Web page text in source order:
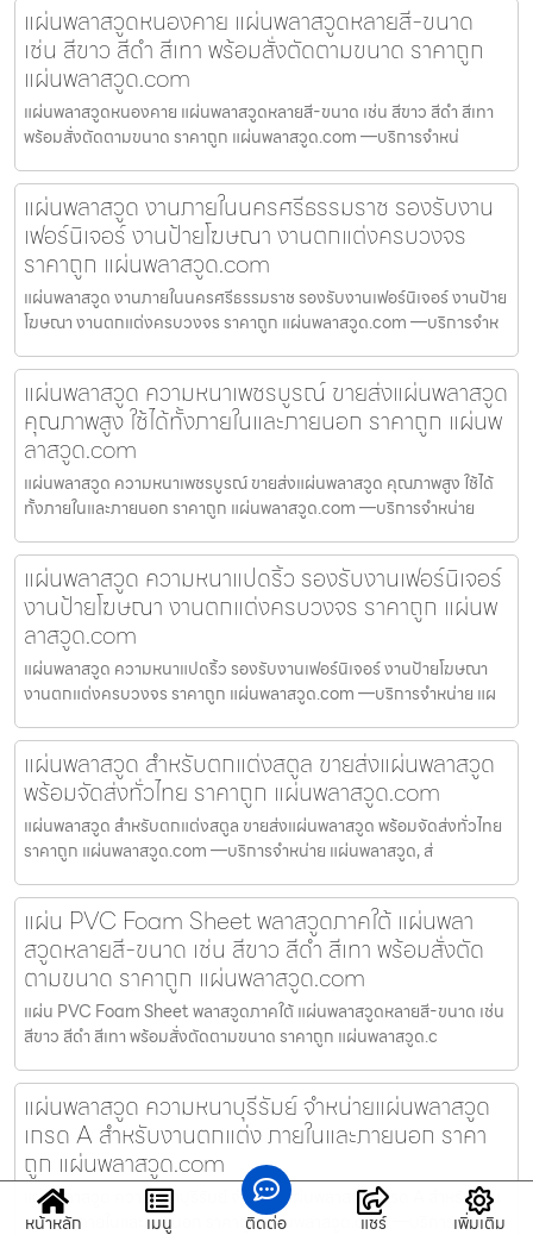
แผ่นพลาสวูดหนองคาย แผ่นพลาสวูดหลายสี-ขนาด
เช่น สีขาว สีดำ สีเทา พร้อมสั่งตัดตามขนาด ราคาถูก
แผ่นพลาสวูด.com
แผ่นพลาสวูดหนองคาย แผ่นพลาสวูดหลายสี-ขนาด เช่น สีขาว สีดำ สีเทา
พร้อมสั่งตัดตามขนาด ราคาถูก แผ่นพลาสวูด.com —บริการจำหน่
แผ่นพลาสวูด งานภายในนครศรีธรรมราช รองรับงาน
เฟอร์นิเจอร์ งานป้ายโฆษณา งานตกแต่งครบวงจร
ราคาถูก แผ่นพลาสวูด.com
แผ่นพลาสวูด งานภายในนครศรีธรรมราช รองรับงานเฟอร์นิเจอร์ งานป้าย
โฆษณา งานตกแต่งครบวงจร ราคาถูก แผ่นพลาสวูด.com —บริการจำห
แผ่นพลาสวูด ความหนาเพชรบูรณ์ ขายส่งแผ่นพลาสวูด
คุณภาพสูง ใช้ได้ทั้งภายในและภายนอก ราคาถูก แผ่นพ
ลาสวูด.com
แผ่นพลาสวูด ความหนาเพชรบูรณ์ ขายส่งแผ่นพลาสวูด คุณภาพสูง ใช้ได้
ทั้งภายในและภายนอก ราคาถูก แผ่นพลาสวูด.com —บริการจำหน่าย
แผ่นพลาสวูด ความหนาแปดริ้ว รองรับงานเฟอร์นิเจอร์
งานป้ายโฆษณา งานตกแต่งครบวงจร ราคาถูก แผ่นพ
ลาสวูด.com
แผ่นพลาสวูด ความหนาแปดริ้ว รองรับงานเฟอร์นิเจอร์ งานป้ายโฆษณา
งานตกแต่งครบวงจร ราคาถูก แผ่นพลาสวูด.com —บริการจำหน่าย แผ
แผ่นพลาสวูด สำหรับตกแต่งสตูล ขายส่งแผ่นพลาสวูด
พร้อมจัดส่งทั่วไทย ราคาถูก แผ่นพลาสวูด.com
แผ่นพลาสวูด สำหรับตกแต่งสตูล ขายส่งแผ่นพลาสวูด พร้อมจัดส่งทั่วไทย
ราคาถูก แผ่นพลาสวูด.com —บริการจำหน่าย แผ่นพลาสวูด, ส่
แผ่น PVC Foam Sheet พลาสวูดภาคใต้ แผ่นพลา
สวูดหลายสี-ขนาด เช่น สีขาว สีดำ สีเทา พร้อมสั่งตัด
ตามขนาด ราคาถูก แผ่นพลาสวูด.com
แผ่น PVC Foam Sheet พลาสวูดภาคใต้ แผ่นพลาสวูดหลายสี-ขนาด เช่น
สีขาว สีดำ สีเทา พร้อมสั่งตัดตามขนาด ราคาถูก แผ่นพลาสวูด.c
แผ่นพลาสวูด ความหนาบุรีรัมย์ จำหน่ายแผ่นพลาสวูด
เกรด A สำหรับงานตกแต่ง ภายในและภายนอก ราคา
ถูก แผ่นพลาสวูด.com
แผ่นพลาสวูด ความหนาบุรีรัมย์ จำหน่ายแผ่นพลาสวูด เกรด A สำหรับงาน
ตกแต่ง ภายในและภายนอก ราคาถูก แผ่นพลาสวูด.com —บริการจำห
หน้าหลัก เมนู ติดต่อ แชร์ เพิ่มเติม